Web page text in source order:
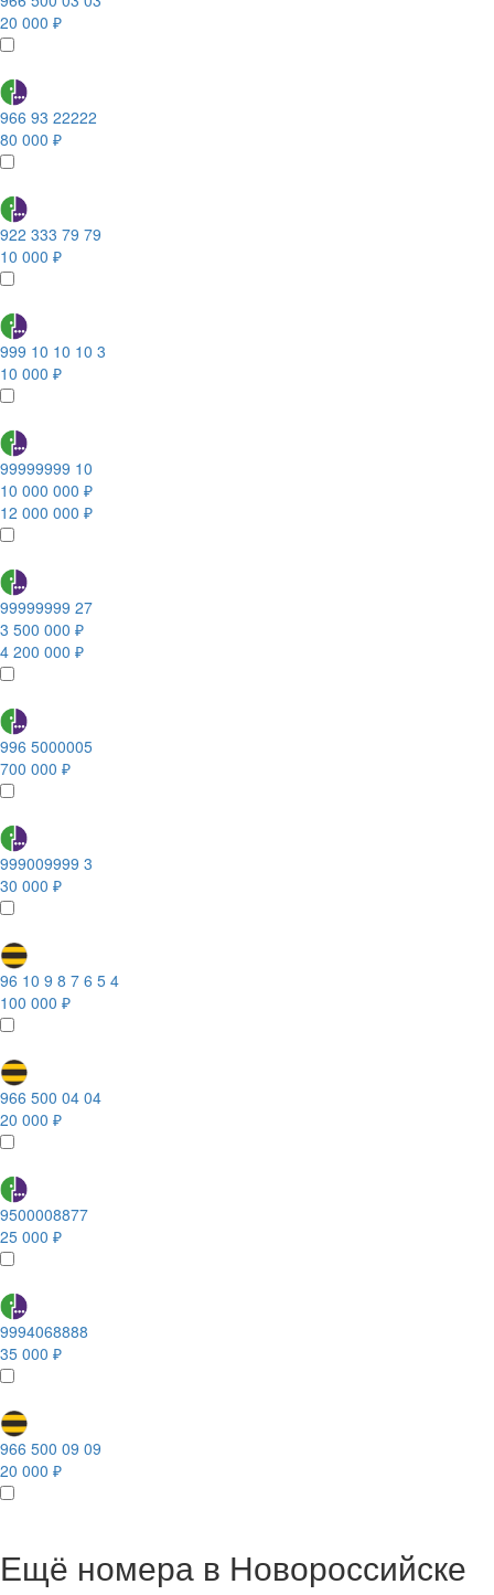
20 000 ₽
966 93 22222
80 000 ₽
922 333 79 79
10 000 ₽
999 10 10 10 3
10 000 ₽
99999999 10
10 000 000 ₽
12 000 000 ₽
99999999 27
3 500 000 ₽
4 200 000 ₽
996 5000005
700 000 ₽
999009999 3
30 000 ₽
96 10 9 8 7 6 5 4
100 000 ₽
966 500 04 04
20 000 ₽
9500008877
25 000 ₽
9994068888
35 000 ₽
966 500 09 09
20 000 ₽
Ещё номера в Новороссийске